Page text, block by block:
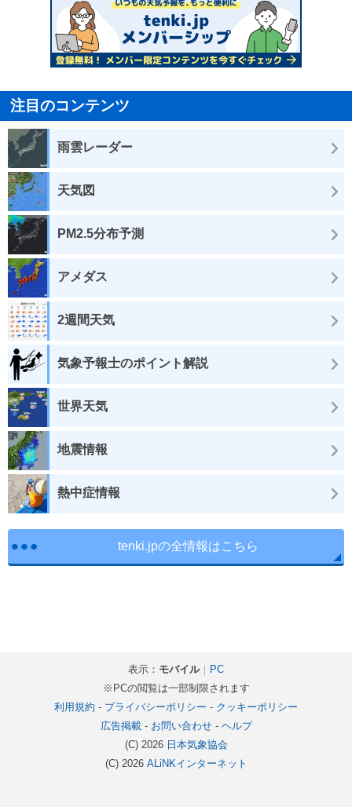
注目のコンテンツ
雨雲レーダー
天気図
PM2.5分布予測
アメダス
2週間天気
気象予報士のポイント解説
世界天気
地震情報
熱中症情報
tenki.jpの全情報はこちら
表示： モバイル｜
PC
※PCの閲覧は一部制限されます
利用規約 - プライバシーポリシー - クッキーポリシー
広告掲載- お問い合わせ- ヘルプ
(C) 2026 日本気象協会
(C) 2026 ALiNKインターネット